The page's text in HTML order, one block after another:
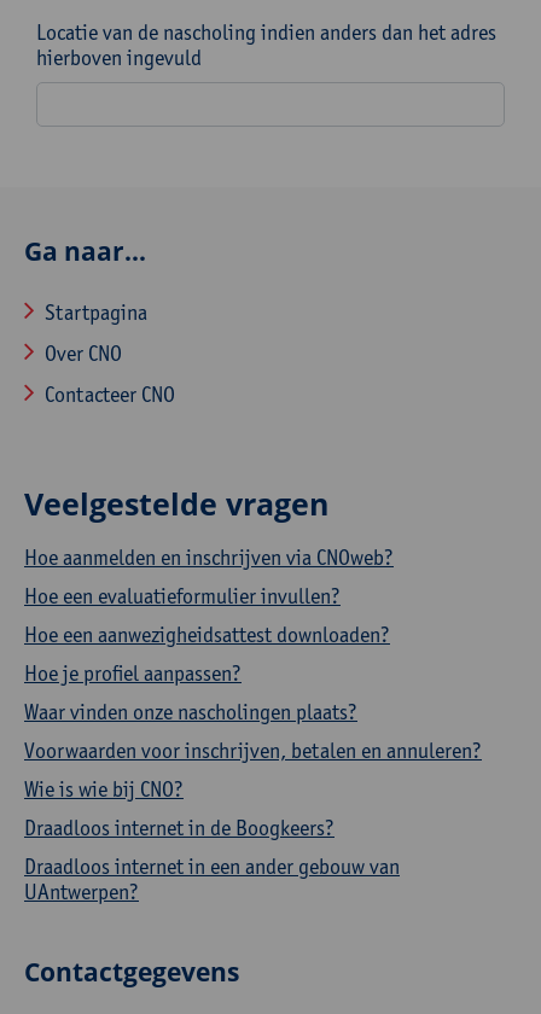
Locatie van de nascholing indien anders dan het adres
hierboven ingevuld
Ga naar...
Startpagina
Over CNO
Contacteer CNO
Veelgestelde vragen
Hoe aanmelden en inschrijven via CNOweb?
Hoe een evaluatieformulier invullen?
Hoe een aanwezigheidsattest downloaden?
Hoe je profiel aanpassen?
Waar vinden onze nascholingen plaats?
Voorwaarden voor inschrijven, betalen en annuleren?
Wie is wie bij CNO?
Draadloos internet in de Boogkeers?
Draadloos internet in een ander gebouw van
UAntwerpen?
Contactgegevens